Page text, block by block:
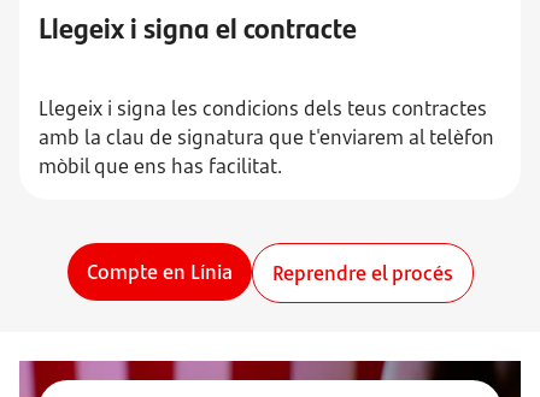
Llegeix i signa el contracte
Llegeix i signa les condicions dels teus contractes
amb la clau de signatura que t'enviarem al telèfon
mòbil que ens has facilitat.
Compte en Línia Reprendre el procés